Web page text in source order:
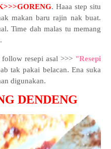
. Haaa step situ
makan baru rajin nak buat.
Time dah malas tu memang
resepi asal >>> "Resepi
tak pakai belacan. Ena suka
digunakan.
DENDENG